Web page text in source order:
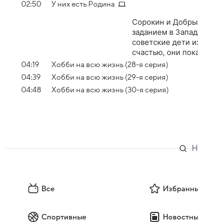
02:50
У них есть Родина
Сорокин и
заданием в
советские дети
счастью, они
04:19
Хобби на всю жизнь (28-я серия)
04:39
Хобби на всю жизнь (29-я серия)
04:48
Хобби на всю жизнь (30-я серия)
Все
Спортивные